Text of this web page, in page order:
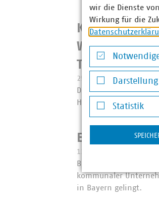
Kommunale
25.10.2024
Die VKU-
Handlungsbedarfe.
Ehrgeizige
13.06.2024
Bei der
kommunaler
in Bayern gelingt.
wir die Dienste
Wirkung für die
Notwendige
Darstellung
Statistik
Statistik